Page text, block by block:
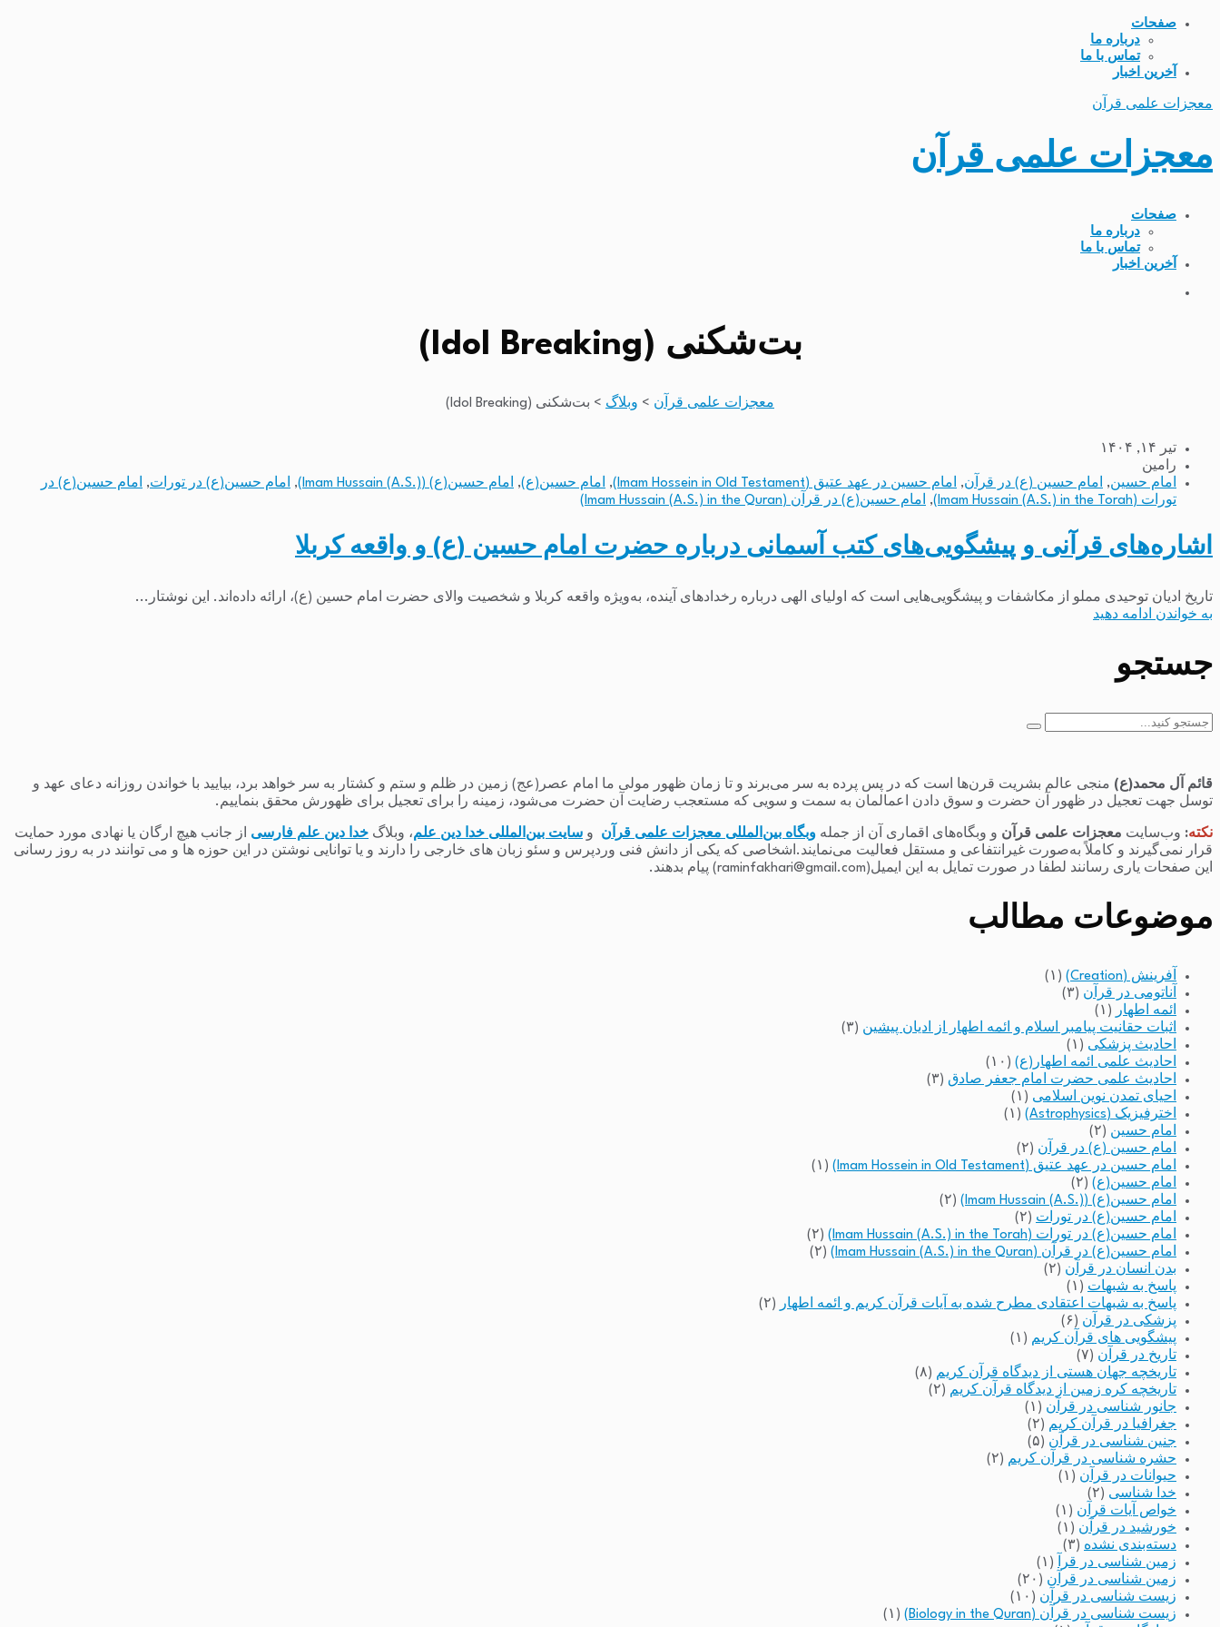
صفحات
درباره ما
تماس با ما
آخرین اخبار
معجزات علمی قرآن
معجزات علمی قرآن
صفحات
درباره ما
تماس با ما
آخرین اخبار
بت‌شکنی (Idol Breaking)
معجزات علمی قرآن > وبلاگ > بت‌شکنی (Idol Breaking)
تیر ۱۴, ۱۴۰۴
رامین
امام حسین, امام حسین (ع) در قرآن, امام حسین در عهد عتیق (Imam Hossein in Old Testament) , امام حسین(ع), امام حسین(ع) (Imam Hussain (A.S.)) , امام حسین(ع) در تورات, امام حسین(ع) در
تورات (Imam Hussain (A.S.) in the Torah)
, امام حسین(ع) در قرآن (Imam Hussain (A.S.) in the Quran)
اشاره‌های قرآنی و پیشگویی‌های کتب آسمانی درباره حضرت امام حسین (ع) و واقعه کربلا
تاریخ ادیان توحیدی مملو از مکاشفات و پیشگویی‌هایی است که اولیای الهی درباره رخدادهای آینده، به‌ویژه واقعه کربلا و شخصیت والای حضرت امام حسین (ع)، ارائه داده‌اند. این نوشتار...
به خواندن ادامه دهید
جستجو
جستجو
قائم آل محمد(ع) منجی عالم بشریت قرن‌ها است که در پس پرده به سر می‌برند و تا زمان ظهور مولی ما امام عصر(عج) زمین در ظلم و ستم و کشتار به سر خواهد برد، بیایید با خواندن روزانه دعای عهد و
توسل جهت تعجیل در ظهور آن حضرت و سوق دادن اعمالمان به سمت و سویی که مستعجب رضایت آن حضرت می‌شود، زمینه را برای تعجیل برای ظهورش محقق بنماییم.
نکته: وب‌سایت معجزات علمی قرآن و وبگاه‌های اقماری آن از جمله وبگاه بین‌المللی معجزات علمی قرآن و سایت بین‌المللی خدا دین علم، وبلاگ خدا دین علم فارسی از جانب هیچ ارگان یا نهادی مورد حمایت
قرار نمی‌گیرند و کاملاً به‌صورت غیرانتفاعی و مستقل فعالیت می‌نمایند.اشخاصی که یکی از دانش فنی وردپرس و سئو زبان های خارجی را دارند و یا توانایی نوشتن در این حوزه ها و می توانند در به روز رسانی
این صفحات یاری رسانند لطفا در صورت تمایل به این ایمیل(raminfakhari@gmail.com) پیام بدهند.
موضوعات مطالب
آفرینش (Creation)
(۱)
آناتومی در قرآن (۳)
ائمه اطهار
(۱)
اثبات حقانیت پیامبر اسلام و ائمه اطهار از ادیان پیشین (۳)
احادیث پزشکی (۱)
احادیث علمی ائمه اطهار(ع) (۱۰)
احادیث علمی حضرت امام جعفر صادق (۳)
احیای تمدن نوین اسلامی (۱)
اخترفیزیک (Astrophysics)
(۱)
امام حسین (۲)
امام حسین (ع) در قرآن (۲)
امام حسین در عهد عتیق (Imam Hossein in Old Testament)
(۱)
امام حسین(ع) (۲)
امام حسین(ع) (Imam Hussain (A.S.))
(۲)
امام حسین(ع) در تورات (۲)
امام حسین(ع) در تورات (Imam Hussain (A.S.) in the Torah)
(۲)
امام حسین(ع) در قرآن (Imam Hussain (A.S.) in the Quran)
(۲)
بدن انسان در قرآن (۲)
پاسخ به شبهات (۱)
پاسخ به شبهات اعتقادی مطرح شده به آیات قرآن کریم و ائمه اطهار
(۲)
پزشکی در قرآن (۶)
پیشگویی های قرآن کریم (۱)
تاریخ در قرآن (۷)
تاریخچه جهان هستی از دیدگاه قرآن کریم (۸)
تاریخچه کره زمین از دیدگاه قرآن کریم (۲)
جانور شناسی در قرآن (۱)
جغرافیا در قرآن کریم (۲)
جنین شناسی در قرآن (۵)
حشره شناسی در قرآن کریم (۲)
حیوانات در قرآن (۱)
خدا شناسی (۲)
خواص آیات قرآن (۱)
خورشید در قرآن (۱)
دسته‌بندی نشده (۳)
زمین شناسی در قرآ
(۱)
زمین شناسی در قرآن (۲۰)
زیست شناسی در قرآن (۱۰)
زیست شناسی در قرآن (Biology in the Quran)
(۱)